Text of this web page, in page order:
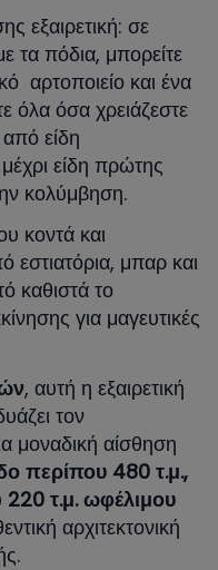
εξαιρετική: σε
τα πόδια, μπορείτε
αρτοποιείο και ένα
όλα όσα χρειάζεστε
είδη
είδη πρώτης
κολύμβηση.
κοντά και
εστιατόρια, μπαρ και
καθιστά το
για μαγευτικές
, αυτή η εξαιρετική
τον
μοναδική αίσθηση
περίπου 480 τ.μ.,
220 τ.μ. ωφέλιμου
αρχιτεκτονική